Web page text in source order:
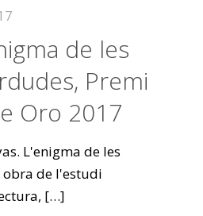
de les
Premi
Oro 2017
L'enigma de les
de l'estudi
[…]